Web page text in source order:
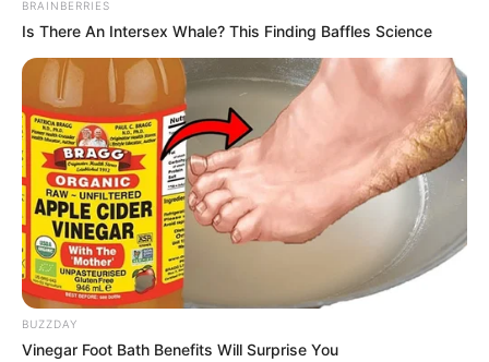
BRAINBERRIES
Is There An Intersex Whale? This Finding Baffles Science
BUZZDAY
Vinegar Foot Bath Benefits Will Surprise You